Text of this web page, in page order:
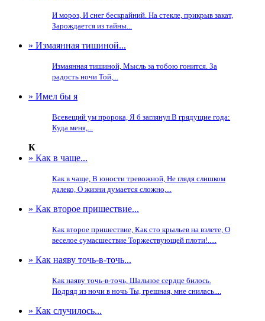
И мороз, И снег бескрайний. На стекле, прикрыв закат,
Зарождается из тайны...
» Измаянная тишиной...
Измаянная тишиной, Мысль за тобою гонится. За
радость ночи Той,...
» Имел бы я
Всевещий ум пророка, Я б заглянул В грядущие года:
Куда меня,...
К
» Как в чаще...
Как в чаще, В юности тревожной, Не глядя слишком
далеко, О жизни думается сложно,...
» Как второе пришествие...
Как второе пришествие, Как сто крыльев на взлете, О
веселое сумасшествие Торжествующей плоти!.....
» Как наяву точь-в-точь...
Как наяву точь-в-точь, Шальное сердце билось.
Подряд из ночи в ночь Ты, грешная, мне снилась....
» Как случилось...